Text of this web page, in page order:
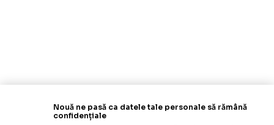
Nouă ne pasă ca datele tale personale să rămână
confidențiale